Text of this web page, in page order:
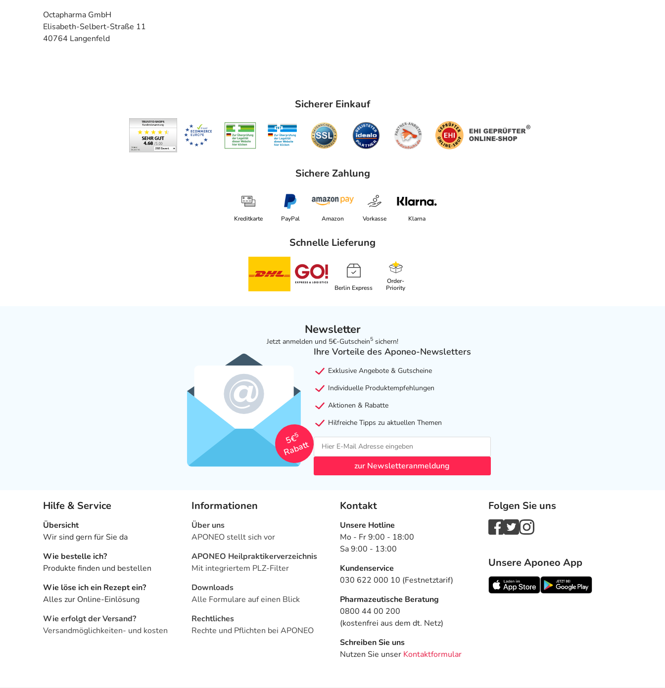
Octapharma GmbH
Elisabeth-Selbert-Straße 11
40764 Langenfeld
Sicherer Einkauf
Sichere Zahlung
Kreditkarte PayPal Amazon Vorkasse Klarna
Schnelle Lieferung
Berlin Express
Order-
Priority
Newsletter
Jetzt anmelden und 5€-Gutschein5 sichern!
5€
5
Rabatt
Ihre Vorteile des Aponeo-Newsletters
Exklusive Angebote & Gutscheine
Individuelle Produktempfehlungen
Aktionen & Rabatte
Hilfreiche Tipps zu aktuellen Themen
zur Newsletteranmeldung
Hilfe & Service
Übersicht
Wir sind gern für Sie da
Wie bestelle ich?
Produkte finden und bestellen
Wie löse ich ein Rezept ein?
Alles zur Online-Einlösung
Wie erfolgt der Versand?
Versandmöglichkeiten- und kosten
Informationen
Über uns
APONEO stellt sich vor
APONEO Heilpraktikerverzeichnis
Mit integriertem PLZ-Filter
Downloads
Alle Formulare auf einen Blick
Rechtliches
Rechte und Pflichten bei APONEO
Kontakt
Unsere Hotline
Mo - Fr 9:00 - 18:00
Sa 9:00 - 13:00
Kundenservice
030 622 000 10 (Festnetztarif)
Pharmazeutische Beratung
0800 44 00 200
(kostenfrei aus dem dt. Netz)
Schreiben Sie uns
Nutzen Sie unser Kontaktformular
Folgen Sie uns
Unsere Aponeo App